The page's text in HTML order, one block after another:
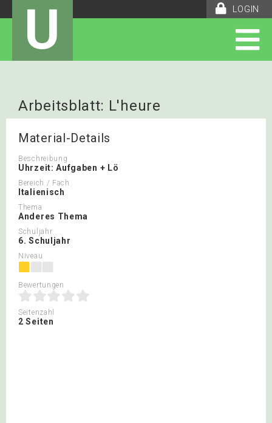
LOGIN
U
Arbeitsblatt: L'heure
Material-Details
Beschreibung
Uhrzeit: Aufgaben + Lö
Bereich / Fach
Italienisch
Thema
Anderes Thema
Schuljahr
6. Schuljahr
Niveau
Bewertungen
Seitenzahl
2 Seiten